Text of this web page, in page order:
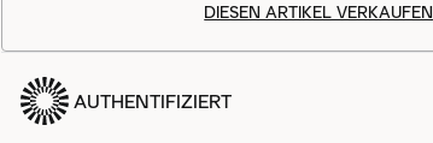
DIESEN ARTIKEL VERKAUFEN
AUTHENTIFIZIERT